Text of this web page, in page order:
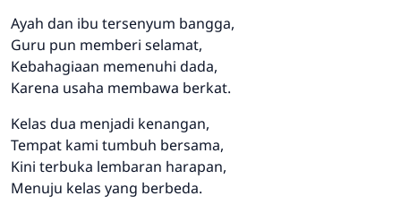
Ayah dan ibu tersenyum bangga,
Guru pun memberi selamat,
Kebahagiaan memenuhi dada,
Karena usaha membawa berkat.
Kelas dua menjadi kenangan,
Tempat kami tumbuh bersama,
Kini terbuka lembaran harapan,
Menuju kelas yang berbeda.